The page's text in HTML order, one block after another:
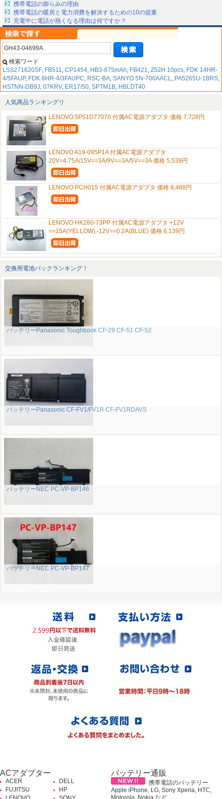
携帯電話の膨らみの理由
携帯電話の暖房と電力消費を解決するための10の提案
充電中に電話が熱くなる理由は何ですか？
検索ワード
LSS271620SF, FB511, CP1454, HB3-875mAh, FB421, Z52H 10pcs, FDK 14HR-
4/5FAUP, FDK 8HR-4/3FAUPC, RSC-BA, SANYO 5N-700AACL, PA5265U-1BRS,
HSTNN-DB9J, 07KRV, ER17/50, SPTM1B, HBLDT40
人気商品ランキングリ
LENOVO 5P51D77070 付属AC電源アダプタ 価格 7,728円
LENOVO A19-095P1A 付属AC電源アダプタ
20V=4.75A/15V==3A/9V==3A/5V==3A 価格 5,539円
LENOVO PCH015 付属AC電源アダプタ 価格 8,488円
LENOVO HK280-73PP 付属AC電源アダプタ +12V
==15A(YELLOW),-12V==0.2A(BLUE) 価格 6,139円
交換用電池パックランキング！
バッテリーPanasonic Toughbook CF-29 CF-51 CF-52
バッテリーPanasonic CF-FV1/FV1R CF-FV1RDAVS
バッテリーNEC PC-VP-BP146
バッテリーNEC PC-VP-BP147
ACアダプター
ACER
DELL
FUJITSU
HP
バッテリー通販
携帯電話のバッテリー
Apple iPhone, LG, Sony Xperia, HTC,